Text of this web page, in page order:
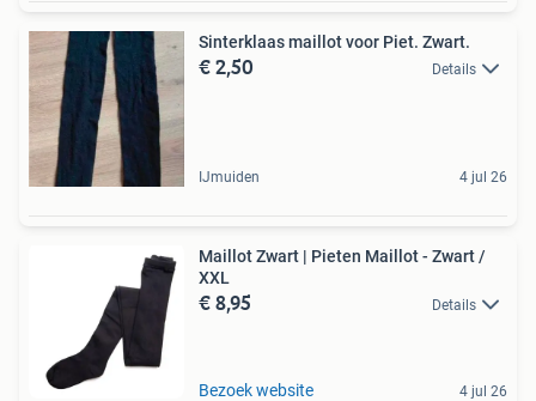
Sinterklaas maillot voor Piet. Zwart.
€ 2,50 Details
IJmuiden 4 jul 26
Maillot Zwart | Pieten Maillot - Zwart /
XXL
€ 8,95 Details
Bezoek website 4 jul 26